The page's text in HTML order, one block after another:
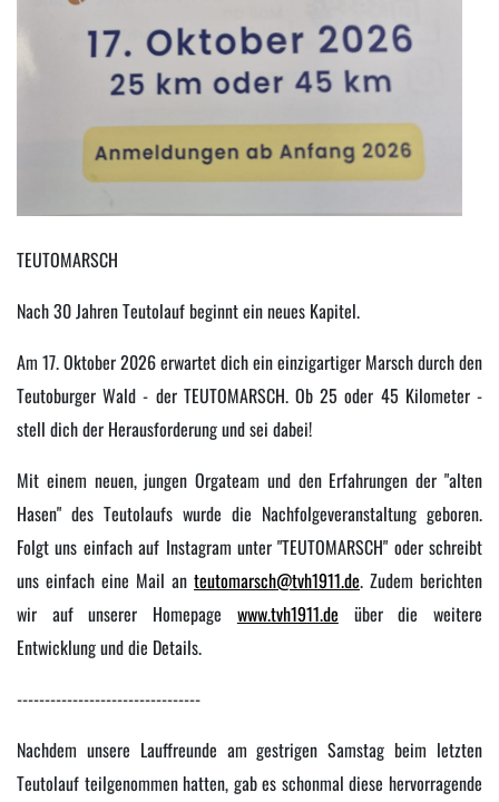
TEUTOMARSCH
Nach 30 Jahren Teutolauf beginnt ein neues Kapitel.
Am 17. Oktober 2026erwartet dich ein einzigartiger Marsch durch den
Teutoburger Wald - der TEUTOMARSCH. Ob 25 oder 45 Kilometer -
stell dich der Herausforderung und sei dabei!
Mit einem neuen, jungen Orgateam und den Erfahrungen der "alten
Hasen" des Teutolaufs wurde die Nachfolgeveranstaltung geboren.
Folgt uns einfach auf Instagram unter"TEUTOMARSCH" oder schreibt
uns einfach eine Mail an teutomarsch@tvh1911.de. Zudem berichten
wir auf unserer Homepage www.tvh1911.de über die weitere
Entwicklung und die Details.
---------------------------------
Nachdem unsere Lauffreunde am gestrigen Samstag beim letzten
Teutolauf teilgenommen hatten, gab es schonmal diese hervorragende